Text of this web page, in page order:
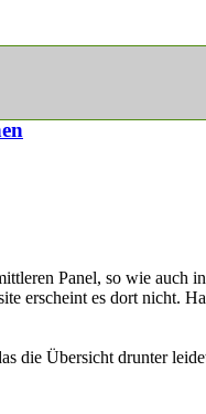
Panel, so wie auch
erscheint es dort nicht.
die Übersicht drunter